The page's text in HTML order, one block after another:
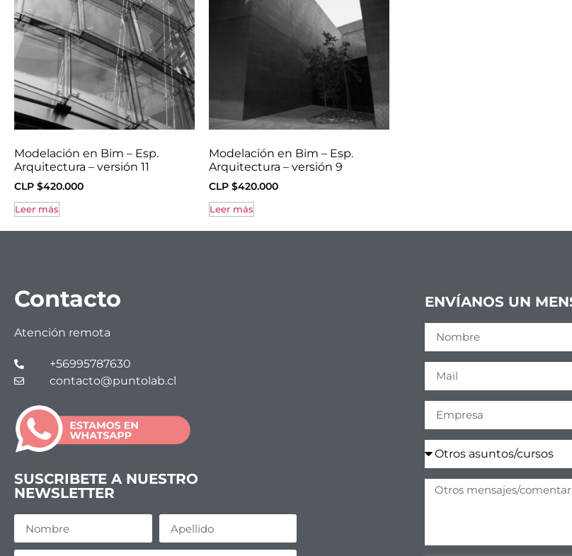
Modelación en Bim – Esp.
Arquitectura – versión 11
CLP $420.000
Leer más
Modelación en Bim – Esp.
Arquitectura – versión 9
CLP $420.000
Leer más
Contacto
Atención remota
+56995787630
contacto@puntolab.cl
SUSCRIBETE A NUESTRO
NEWSLETTER
ENVÍANOS UN